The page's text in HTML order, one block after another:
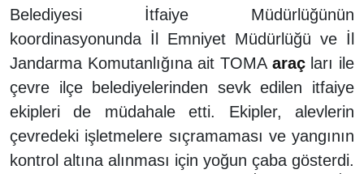
Belediyesi İtfaiye Müdürlüğünün
koordinasyonunda İl Emniyet Müdürlüğü ve İl
Jandarma Komutanlığına ait TOMA araçları ile
çevre ilçe belediyelerinden sevk edilen itfaiye
ekipleri de müdahale etti. Ekipler, alevlerin
çevredeki işletmelere sıçramaması ve yangının
kontrol altına alınması için yoğun çaba gösterdi.